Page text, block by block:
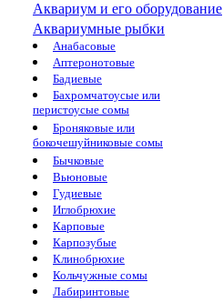
Аквариум и его оборудование
Аквариумные рыбки
Анабасовые
Аптеронотовые
Бадиевые
Бахромчатоусые или
перистоусые сомы
Броняковые или
бокочешуйниковые сомы
Бычковые
Вьюновые
Гудиевые
Иглобрюхие
Карповые
Карпозубые
Клинобрюхие
Кольчужные сомы
Лабиринтовые